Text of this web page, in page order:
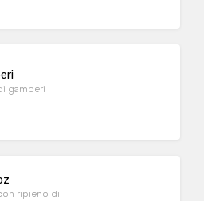
gamberi
ripieno di